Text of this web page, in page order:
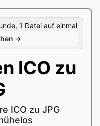
1 Datei auf einmal
→
ICO zu
ICO zu JPG